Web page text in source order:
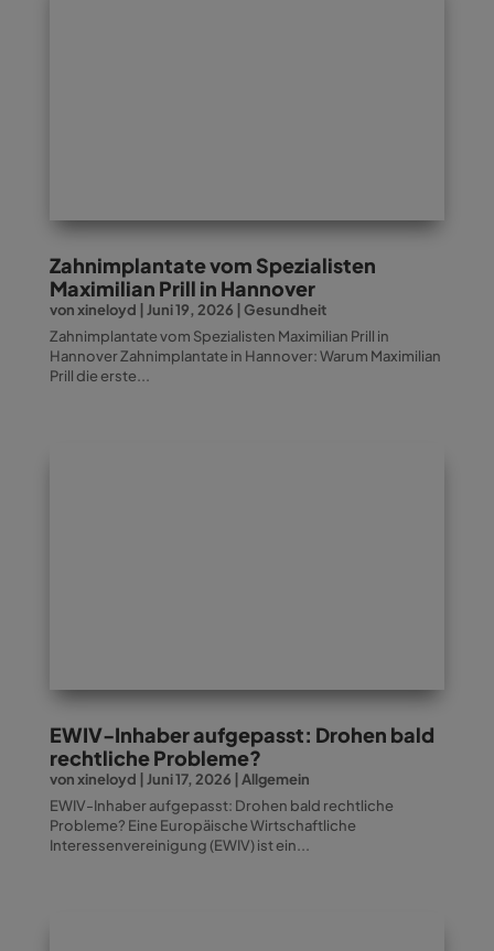
Zahnimplantate vom Spezialisten
Maximilian Prill in Hannover
vonxineloyd Juni 19, 2026
Gesundheit
Zahnimplantate vom Spezialisten Maximilian Prill in
Hannover Zahnimplantate in Hannover: Warum Maximilian
Prill die erste...
EWIV-Inhaber aufgepasst: Drohen bald
rechtliche Probleme?
vonxineloyd Juni 17, 2026
Allgemein
EWIV-Inhaber aufgepasst: Drohen bald rechtliche
Probleme? Eine Europäische Wirtschaftliche
Interessenvereinigung (EWIV) ist ein...